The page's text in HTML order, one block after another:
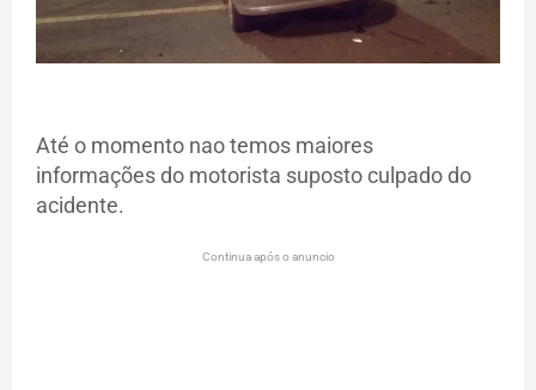
Até o momento nao temos maiores
informações do motorista suposto culpado do
acidente.
Continua após o anuncio